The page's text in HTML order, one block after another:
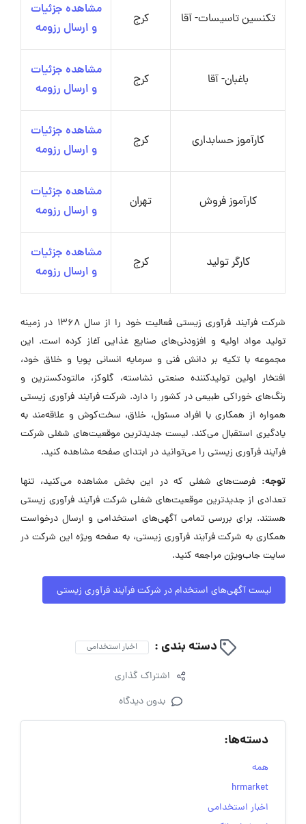
تکنسین تاسیسات- آقا کرج
مشاهده جزئیات
و ارسال رزومه
باغبان- آقا کرج
مشاهده جزئیات
و ارسال رزومه
کارآموز حسابداری کرج
مشاهده جزئیات
و ارسال رزومه
کارآموز فروش تهران
مشاهده جزئیات
و ارسال رزومه
کارگر تولید کرج
مشاهده جزئیات
و ارسال رزومه
شرکت فرآیند فرآوری زیستی فعالیت خود را از سال ۱۳۶۸ در زمینه
تولید مواد اولیه و افزودنی‌های صنایع غذایی آغاز کرده است. این
مجموعه با تکیه بر دانش فنی و سرمایه انسانی پویا و خلاق خود،
افتخار اولین تولیدکننده صنعتی نشاسته، گلوکز، مالتودکسترین و
رنگ‌های خوراکی طبیعی در کشور را دارد. شرکت فرآیند فرآوری زیستی
همواره از همکاری با افراد مسئول، خلاق، سخت‌کوش و علاقه‌مند به
یادگیری استقبال می‌کند. لیست جدیدترین موقعیت‌های شغلی شرکت
فرآیند فرآوری زیستی را می‌توانید در ابتدای صفحه مشاهده کنید.
توجه: فرصت‌های شغلی که در این بخش مشاهده می‌کنید، تنها
تعدادی از جدیدترین موقعیت‌های شغلی شرکت فرآیند فرآوری زیستی
هستند. برای بررسی تمامی آگهی‌های استخدامی و ارسال درخواست
همکاری به شرکت فرآیند فرآوری زیستی، به صفحه ویژه این شرکت در
سایت جاب‌ویژن مراجعه کنید.
لیست آگهی‌های استخدام در شرکت فرآیند فرآوری زیستی
دسته بندی : اخبار استخدامی
اشتراک گذاری
بدون دیدگاه
دسته‌ها:
همه
hrmarket
اخبار استخدامی